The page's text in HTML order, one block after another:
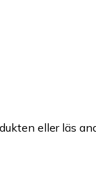
eller läs